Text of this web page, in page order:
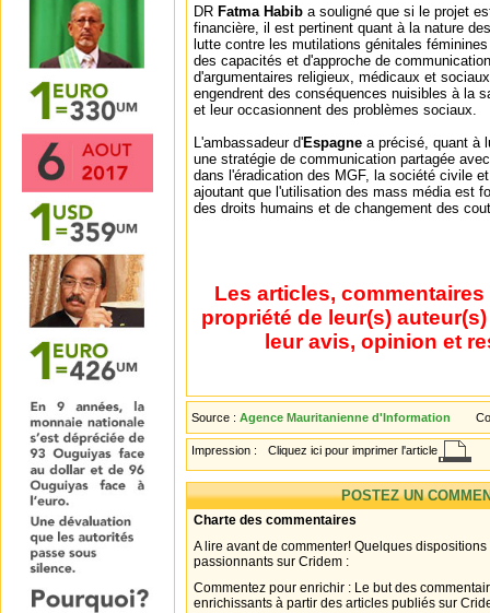
DR Fatma Habib a souligné que si le projet
financière, il est pertinent quant à la nature
lutte contre les mutilations génitales
des capacités et d'approche de
d'argumentaires religieux, médicaux et
engendrent des conséquences nuisibles à la
et leur occasionnent des problèmes sociaux.
L'ambassadeur d'Espagne a précisé, quant à
une stratégie de communication partagée
dans l'éradication des MGF, la société civile
ajoutant que l'utilisation des mass média est
des droits humains et de changement des
Les articles,
propriété de leur(s)
leur avis, opinion et
Source : Agence Mauritanienne d'Information
Impression : Cliquez ici pour imprimer l'article
POSTEZ UN
Charte des commentaires
A lire avant de commenter! Quelques
passionnants sur Cridem :
Commentez pour enrichir : Le but des
enrichissants à partir des articles publiés sur